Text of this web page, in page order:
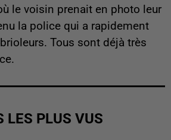
le voisin prenait en photo leur
la police qui a rapidement
Tous sont déjà très
LES PLUS VUS